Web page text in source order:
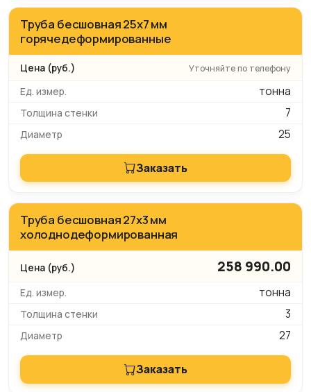
Труба бесшовная 25х7 мм
горячедеформированные
Уточняйте по телефону
тонна
7
25
Заказать
Труба бесшовная 27х3 мм
холоднодеформированная
258 990.00
тонна
3
27
Заказать